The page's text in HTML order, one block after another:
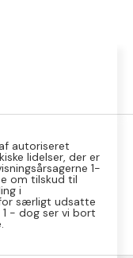
autoriseret
lidelser, der er
1-
om tilskud til
i
særligt udsatte
- dog ser vi bort